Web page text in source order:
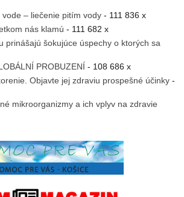
vode – liečenie pitím vody - 111 836 x
nás klamú - 111 682 x
prinášajú šokujúce úspechy o ktorých sa
PROBUZENÍ - 108 686 x
Objavte jej zdraviu prospešné účinky -
mikroorganizmy a ich vplyv na zdravie